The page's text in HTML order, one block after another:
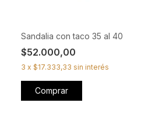
Sandalia con taco 35 al 40
$52.000,00
3 x $17.333,33 sin interés
Comprar